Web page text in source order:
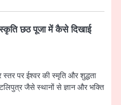
छठ पूजा में कैसे दिखाई
पर ईश्वर की स्मृति और शुद्धता
जैसे स्थानों से ज्ञान और भक्ति